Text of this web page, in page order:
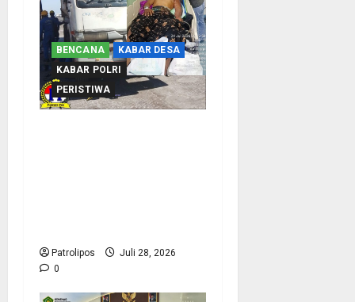
BENCANA
KABAR DESA
KABAR POLRI
PERISTIWA
Patrolipos
Juli 28, 2026
0